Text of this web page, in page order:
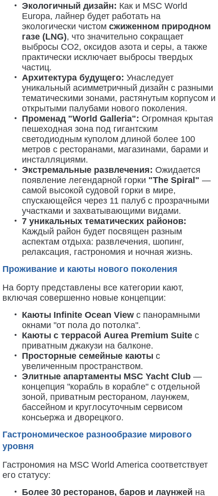
Экологичный дизайн: Как и MSC World
Europa, лайнер будет работать на
экологически чистом сжиженном природном
газе (LNG), что значительно сокращает
выбросы CO2, оксидов азота и серы, а также
практически исключает выбросы твердых
частиц.
Архитектура будущего: Унаследует
уникальный асимметричный дизайн с разными
тематическими зонами, растянутым корпусом и
открытыми палубами нового поколения.
Променад "World Galleria": Огромная крытая
пешеходная зона под гигантским
светодиодным куполом длиной более 100
метров с ресторанами, магазинами, барами и
инсталляциями.
Экстремальные развлечения: Ожидается
появление легендарной горки "The Spiral" —
самой высокой судовой горки в мире,
спускающейся через 11 палуб с прозрачными
участками и захватывающими видами.
7 уникальных тематических районов:
Каждый район будет посвящен разным
аспектам отдыха: развлечения, шопинг,
релаксация, гастрономия и ночная жизнь.
Проживание и каюты нового поколения
На борту представлены все категории кают,
включая совершенно новые концепции:
Каюты Infinite Ocean View с панорамными
окнами "от пола до потолка".
Каюты с террасой Aurea Premium Suite с
приватным джакузи на балконе.
Просторные семейные каюты с
увеличенным пространством.
Элитные апартаменты MSC Yacht Club —
концепция "корабль в корабле" с отдельной
зоной, приватным рестораном, лаунжем,
бассейном и круглосуточным сервисом
консьержа и дворецкого.
Гастрономическое разнообразие мирового
уровня
Гастрономия на MSC World America соответствует
его статусу:
Более 30 ресторанов, баров и лаунжей на